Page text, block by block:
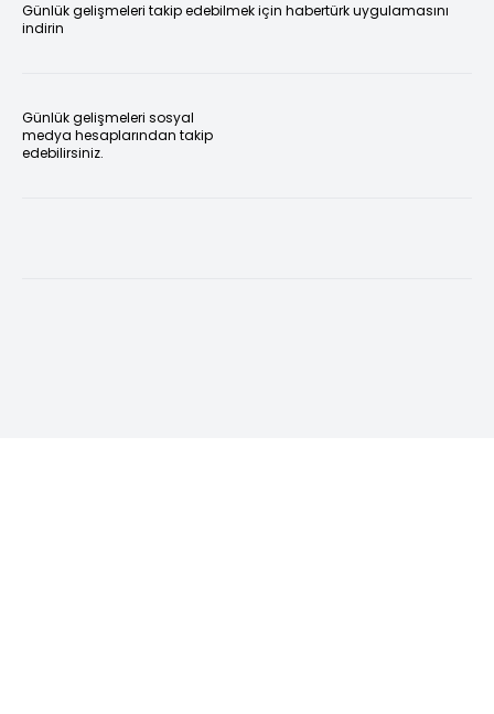
Günlük gelişmeleri takip edebilmek için habertürk uygulamasını
indirin
Günlük gelişmeleri sosyal
medya hesaplarından takip
edebilirsiniz.